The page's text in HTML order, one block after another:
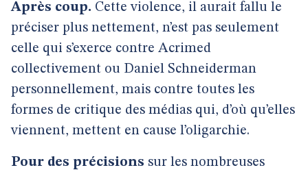
Après coup. Cette violence, il aurait fallu le
préciser plus nettement, n’est pas seulement
celle qui s’exerce contre Acrimed
collectivement ou Daniel Schneiderman
personnellement, mais contre toutes les
formes de critique des médias qui, d’où qu’elles
viennent, mettent en cause l’oligarchie.
Pour des précisions sur les nombreuses